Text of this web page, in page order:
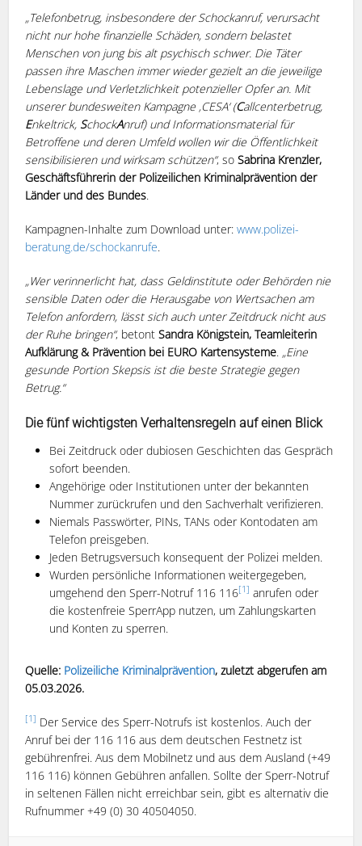
„Telefonbetrug, insbesondere der Schockanruf, verursacht
nicht nur hohe finanzielle Schäden, sondern belastet
Menschen von jung bis alt psychisch schwer. Die Täter
passen ihre Maschen immer wieder gezielt an die jeweilige
Lebenslage und Verletzlichkeit potenzieller Opfer an. Mit
unserer bundesweiten Kampagne ‚CESA‘ (Callcenterbetrug,
Enkeltrick, SchockAnruf) und Informationsmaterial für
Betroffene und deren Umfeld wollen wir die Öffentlichkeit
sensibilisieren und wirksam schützen“, soSabrina Krenzler,
Geschäftsführerin der Polizeilichen Kriminalprävention der
Länder und des Bundes.
Kampagnen-Inhalte zum Download unter:www.polizei-
beratung.de/schockanrufe.
„Wer verinnerlicht hat, dass Geldinstitute oder Behörden nie
sensible Daten oder die Herausgabe von Wertsachen am
Telefon anfordern, lässt sich auch unter Zeitdruck nicht aus
der Ruhe bringen“, betontSandra Königstein, Teamleiterin
Aufklärung & Prävention bei EURO Kartensysteme. „Eine
gesunde Portion Skepsis ist die beste Strategie gegen
Betrug.“
Die fünf wichtigsten Verhaltensregeln auf einen Blick
Bei Zeitdruck oder dubiosen Geschichten das Gespräch
sofort beenden.
Angehörige oder Institutionen unter der bekannten
Nummer zurückrufen und den Sachverhalt verifizieren.
Niemals Passwörter, PINs, TANs oder Kontodaten am
Telefon preisgeben.
Jeden Betrugsversuch konsequent der Polizei melden.
Wurden persönliche Informationen weitergegeben,
umgehend den Sperr-Notruf 116 116[1] anrufen oder
die kostenfreie SperrApp nutzen, um Zahlungskarten
und Konten zu sperren.
Quelle: Polizeiliche Kriminalprävention, zuletzt abgerufen am
05.03.2026.
[1] Der Service des Sperr-Notrufs ist kostenlos. Auch der
Anruf bei der 116 116 aus dem deutschen Festnetz ist
gebührenfrei. Aus dem Mobilnetz und aus dem Ausland (+49
116 116) können Gebühren anfallen. Sollte der Sperr-Notruf
in seltenen Fällen nicht erreichbar sein, gibt es alternativ die
Rufnummer +49 (0) 30 40504050.